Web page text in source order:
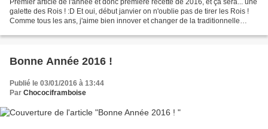
galette des Rois ! :D Et oui, début janvier on n'oublie pas de tirer les Rois !
Comme tous les ans, j'aime bien innover et changer de la traditionnelle
Bonne Année 2016 !
Publié le 03/01/2016 à 13:44
Par Chocociframboise